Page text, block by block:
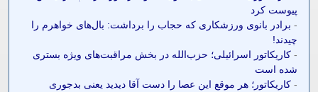
پیوست کرد
- برادر بانوی ورزشکاری که حجاب را برداشت: بال‌های خواهرم را
چیدند!
- کاریکاتور اسرائیلی؛ حزب‌الله در بخش مراقبت‌های ویژه بستری
شده است
- کاریکاتور؛ هر موقع این عصا را دست آقا دیدید یعنی بدجوری